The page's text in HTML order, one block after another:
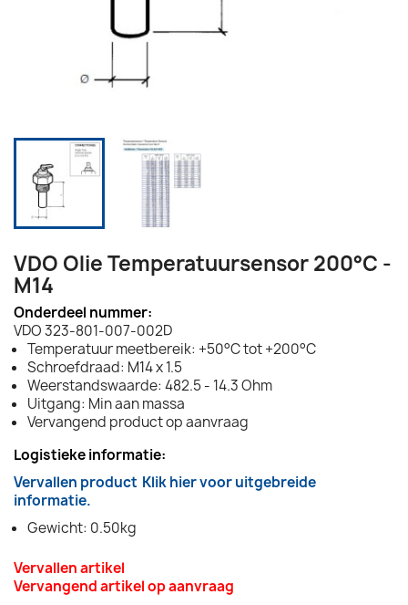
VDO Olie Temperatuursensor 200°C -
M14
Onderdeel nummer:
VDO 323-801-007-002D
Temperatuur meetbereik: +50°C tot +200°C
Schroefdraad: M14 x 1.5
Weerstandswaarde: 482.5 - 14.3 Ohm
Uitgang: Min aan massa
Vervangend product op aanvraag
Logistieke informatie:
Vervallen product Klik hier voor uitgebreide
informatie.
Gewicht: 0.50kg
Vervallen artikel
Vervangend artikel op aanvraag